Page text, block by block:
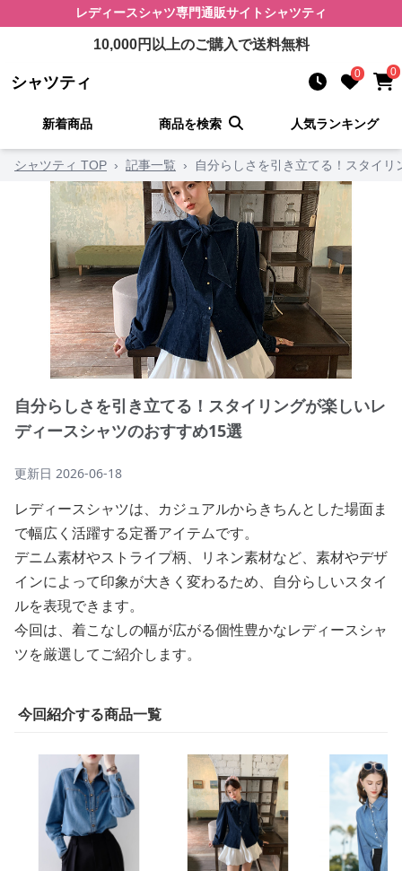
レディースシャツ専門通販サイト シャツティ
10,000円以上のご購入で送料無料
シャツティ 0 0
新着商品 商品を検索 人気ランキング
シャツティ TOP › 記事一覧 › 自分らしさを引き立てる！スタイ
自分らしさを引き立てる！スタイリングが楽しいレ
ディースシャツのおすすめ15選
更新日 2026-06-18
レディースシャツは、カジュアルからきちんとした場面ま
で幅広く活躍する定番アイテムです。
デニム素材やストライプ柄、リネン素材など、素材やデザ
インによって印象が大きく変わるため、自分らしいスタイ
ルを表現できます。
今回は、着こなしの幅が広がる個性豊かなレディースシャ
ツを厳選してご紹介します。
今回紹介する商品一覧